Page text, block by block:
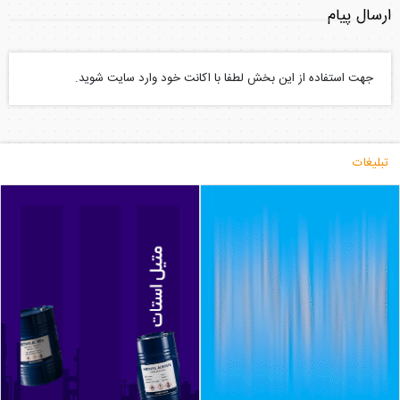
ارسال پیام
جهت استفاده از این بخش لطفا با اکانت خود وارد سایت شوید.
تبلیغات